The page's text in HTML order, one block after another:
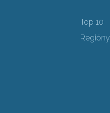
Top 10
Regióny